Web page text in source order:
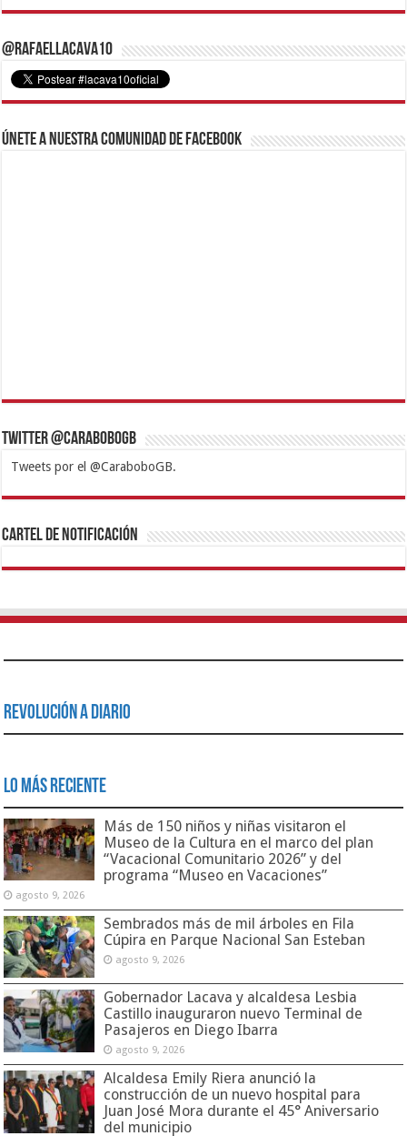
@RafaelLacava10
Únete a nuestra comunidad de Facebook
Twitter @CaraboboGB
Tweets por el @CaraboboGB.
1xbetBetturkeyBetistKralbetSupertotobetTipobetMatadorbetMariobet
https://mvbcasino.com/
Cartel de Notificación
Revolución a Diario
Lo Más Reciente
Más de 150 niños y niñas visitaron el
Museo de la Cultura en el marco del plan
“Vacacional Comunitario 2026” y del
programa “Museo en Vacaciones”
agosto 9, 2026
Sembrados más de mil árboles en Fila
Cúpira en Parque Nacional San Esteban
agosto 9, 2026
Gobernador Lacava y alcaldesa Lesbia
Castillo inauguraron nuevo Terminal de
Pasajeros en Diego Ibarra
agosto 9, 2026
Alcaldesa Emily Riera anunció la
construcción de un nuevo hospital para
Juan José Mora durante el 45° Aniversario
del municipio